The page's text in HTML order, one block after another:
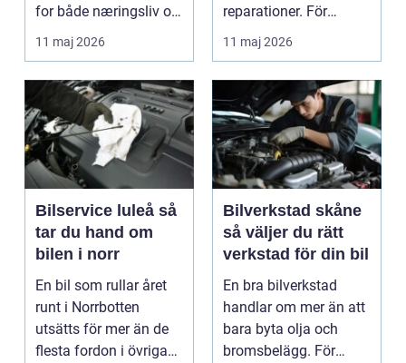
for både næringsliv og
privatperson...
11 maj 2026
reparationer. För
många förare i Skåne
är verk...
11 maj 2026
Bilservice luleå så
tar du hand om
bilen i norr
En bil som rullar året
runt i Norrbotten
utsätts för mer än de
flesta fordon i övriga
Bilverkstad skåne
så väljer du rätt
verkstad för din bil
En bra bilverkstad
handlar om mer än att
bara byta olja och
bromsbelägg. För